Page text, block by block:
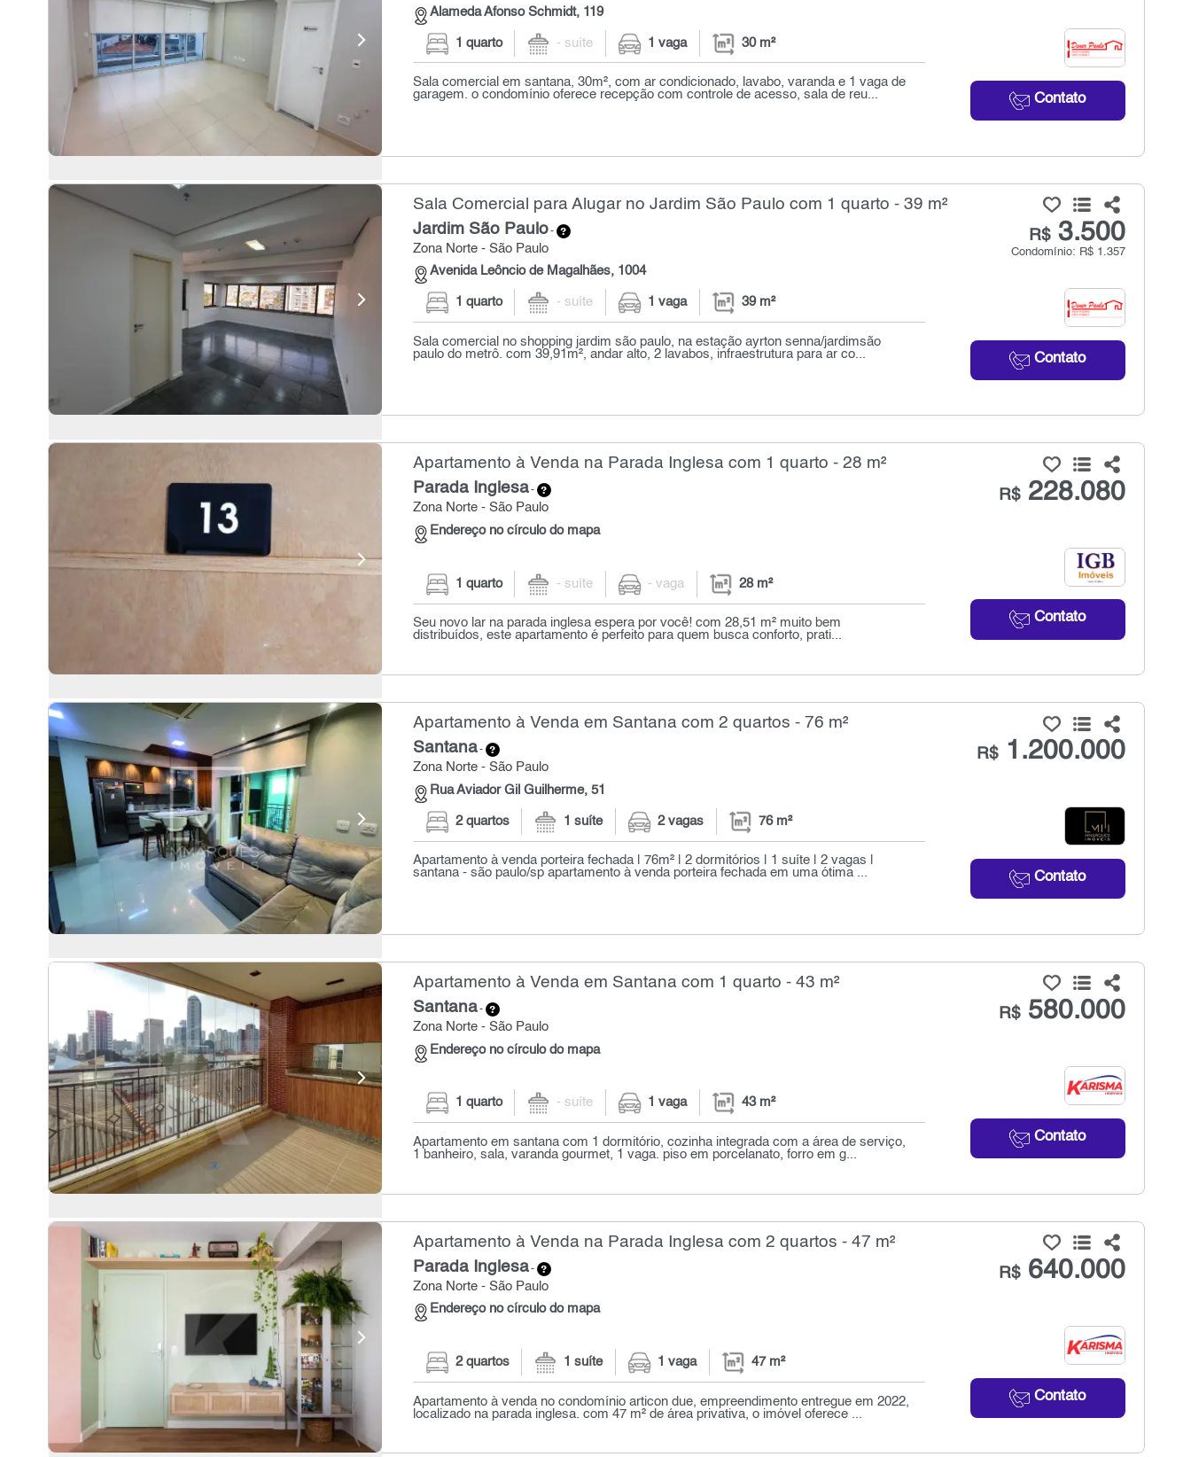
Alameda Afonso Schmidt, 119
Contato
1 quarto - suíte 1 vaga 30 m²
Sala comercial em santana, 30m², com ar condicionado, lavabo, varanda e 1 vaga de
garagem. o condomínio oferece recepção com controle de acesso, sala de reu...
Sala Comercial para Alugar no Jardim São Paulo com 1 quarto - 39 m²
Jardim São Paulo-
Zona Norte - São Paulo
Avenida Leôncio de Magalhães, 1004
R$3.500
Condomínio: R$ 1.357
Contato
1 quarto - suíte 1 vaga 39 m²
Sala comercial no shopping jardim são paulo, na estação ayrton senna/jardimsão
paulo do metrô. com 39,91m², andar alto, 2 lavabos, infraestrutura para ar co...
Apartamento à Venda na Parada Inglesa com 1 quarto - 28 m²
Parada Inglesa-
Zona Norte - São Paulo
Endereço no círculo do mapa
R$228.080
Contato
1 quarto - suíte - vaga 28 m²
Seu novo lar na parada inglesa espera por você! com 28,51 m² muito bem
distribuídos, este apartamento é perfeito para quem busca conforto, prati...
Apartamento à Venda em Santana com 2 quartos - 76 m²
Santana-
Zona Norte - São Paulo
Rua Aviador Gil Guilherme, 51
R$1.200.000
Contato
2 quartos 1 suíte 2 vagas 76 m²
Apartamento à venda porteira fechada | 76m² | 2 dormitórios | 1 suíte | 2 vagas |
santana - são paulo/sp apartamento à venda porteira fechada em uma ótima ...
Apartamento à Venda em Santana com 1 quarto - 43 m²
Santana-
Zona Norte - São Paulo
Endereço no círculo do mapa
R$580.000
Contato
1 quarto - suíte 1 vaga 43 m²
Apartamento em santana com 1 dormitório, cozinha integrada com a área de serviço,
1 banheiro, sala, varanda gourmet, 1 vaga. piso em porcelanato, forro em g...
Apartamento à Venda na Parada Inglesa com 2 quartos - 47 m²
Parada Inglesa-
Zona Norte - São Paulo
Endereço no círculo do mapa
R$640.000
Contato
2 quartos 1 suíte 1 vaga 47 m²
Apartamento à venda no condomínio articon due, empreendimento entregue em 2022,
localizado na parada inglesa. com 47 m² de área privativa, o imóvel oferece ...